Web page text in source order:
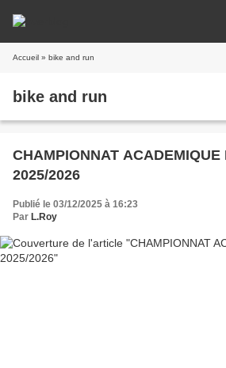
Accueil » bike and run
bike and run
CHAMPIONNAT ACADEMIQUE
2025/2026
Publié le 03/12/2025 à 16:23
Par L.Roy